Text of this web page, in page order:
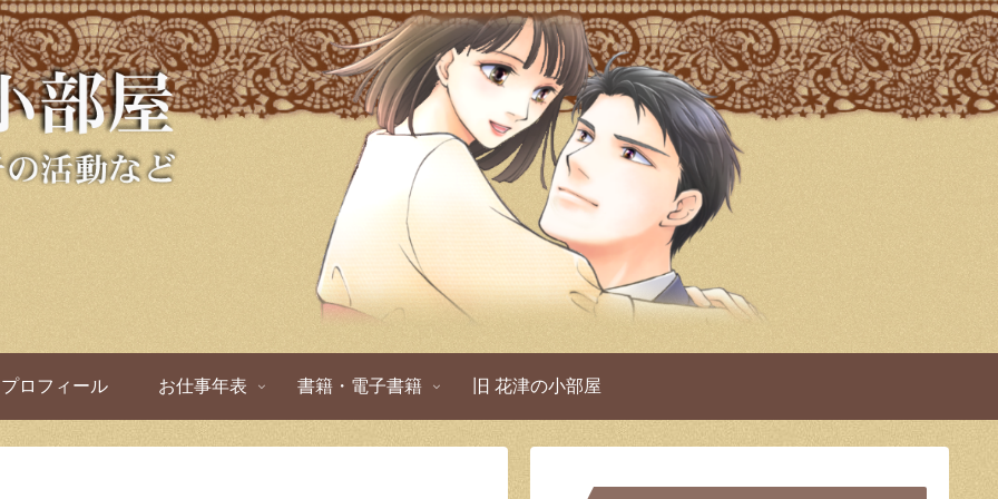
プロフィール お仕事年表 書籍・電子書籍 旧 花津の小部屋